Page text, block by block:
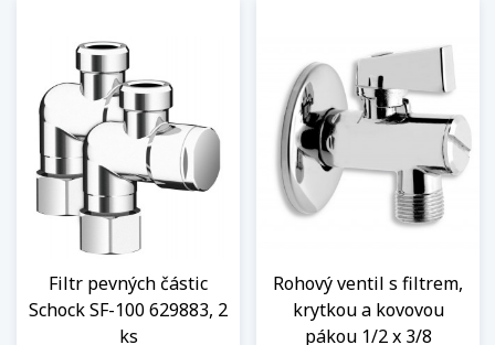
Filtr pevných částic
Schock SF-100 629883, 2
ks
Rohový ventil s filtrem,
krytkou a kovovou
pákou 1/2 x 3/8